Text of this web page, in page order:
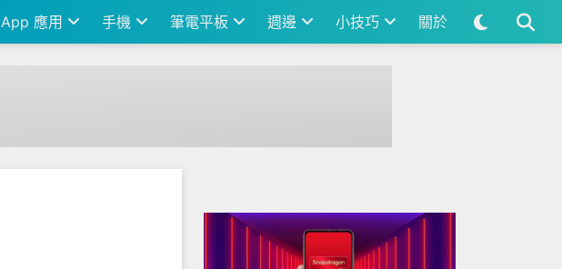
App 應用 手機 筆電平板 週邊 小技巧 關於